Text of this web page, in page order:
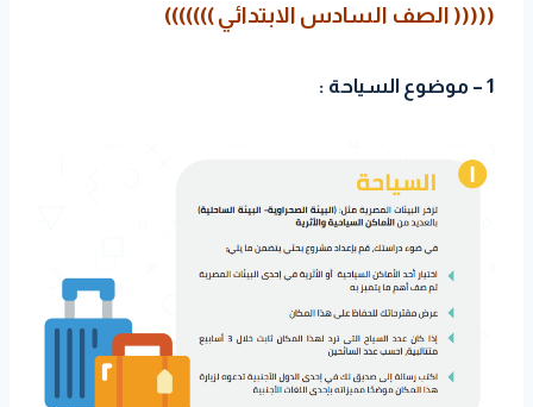
((((( الصف السادس الابتدائي )))))))
1 – موضوع السياحة :